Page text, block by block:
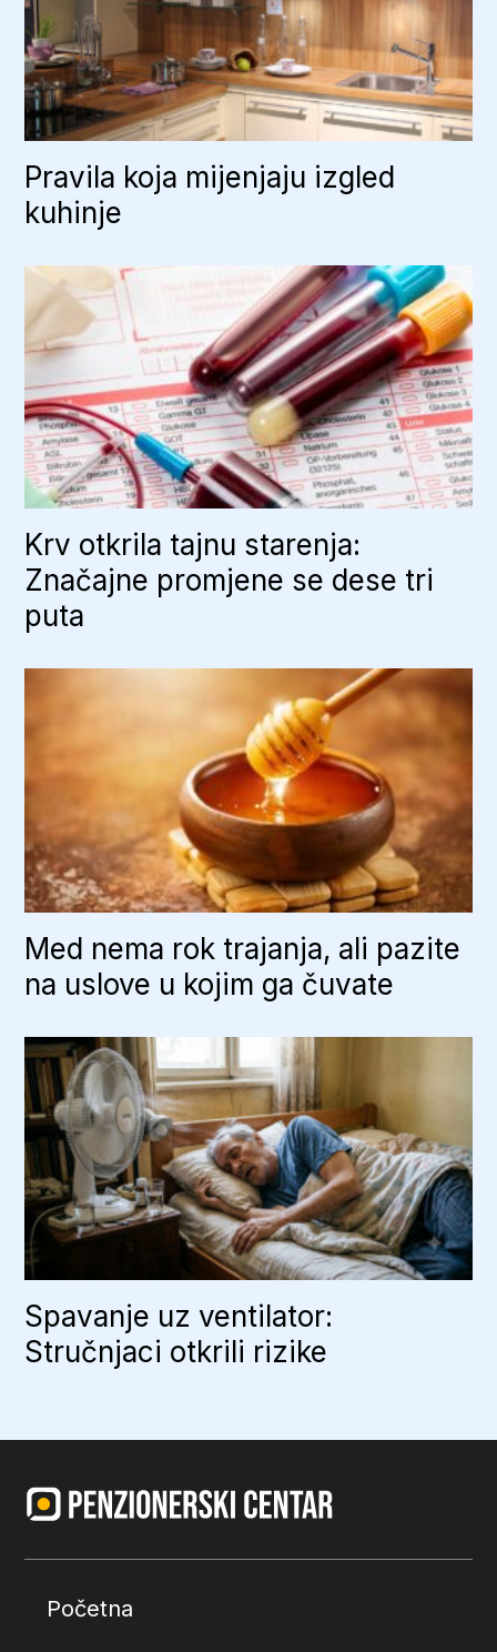
Pravila koja mijenjaju izgled
kuhinje
Krv otkrila tajnu starenja:
Značajne promjene se dese tri
puta
Med nema rok trajanja, ali pazite
na uslove u kojim ga čuvate
Spavanje uz ventilator:
Stručnjaci otkrili rizike
Početna